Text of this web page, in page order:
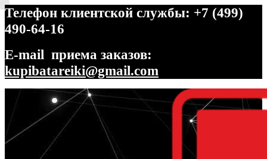
Телефон клиентской службы: +7 (499)
490-64-16
E-mail приема заказов:
kupibatareiki@gmail.com
Перейти
навигации
Перейти
содержимому